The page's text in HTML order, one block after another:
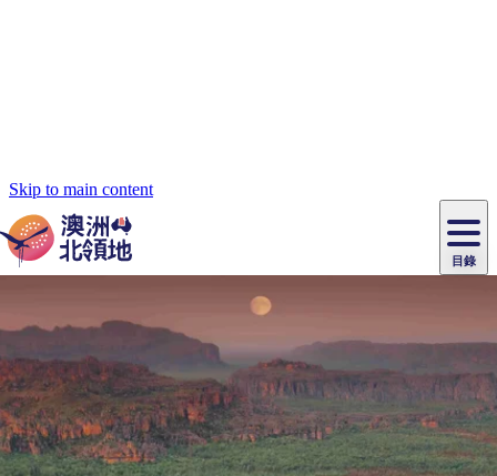
Skip to main content
目錄
主
目
錄
爾
文
斯
泉
烏
魯
魯
國
家
公
園
菲
國
家
公
園
塔
卡
國
家
公
園
提
維
群
島
東
阿
納
姆
地
馬
塔
蘭
卡
溫
尼
特
米
魯
克
國
家
卡
卡
魯
/
魔
鬼
大
理馬
茨
奧
里
查
/
西
麥
克
住
體
驗
攻
略
慶
與
活
動
外
和
探
險
和
生
動
植
物
歷
史
與
文
物
釣
魚
豪
華
旅
游
露
營
和
豪
華自
住
宿
覽
團
交
通
工
具